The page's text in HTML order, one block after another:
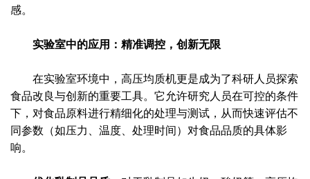
感。
实验室中的应用：精准调控，创新无限
在实验室环境中，高压均质机更是成为了科研人员探索
食品改良与创新的重要工具。它允许研究人员在可控的条件
下，对食品原料进行精细化的处理与测试，从而快速评估不
同参数（如压力、温度、处理时间）对食品品质的具体影
响。